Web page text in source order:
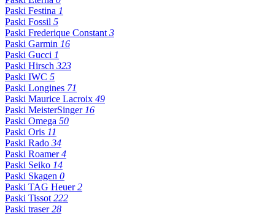
Paski Festina 1
Paski Fossil 5
Paski Frederique Constant 3
Paski Garmin 16
Paski Gucci 1
Paski Hirsch 323
Paski IWC 5
Paski Longines 71
Paski Maurice Lacroix 49
Paski MeisterSinger 16
Paski Omega 50
Paski Oris 11
Paski Rado 34
Paski Roamer4
Paski Seiko 14
Paski Skagen 0
Paski TAG Heuer2
Paski Tissot 222
Paski traser28